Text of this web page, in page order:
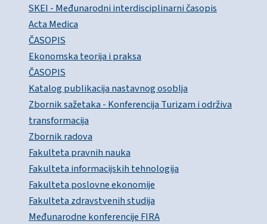
SKEI - Međunarodni interdisciplinarni časopis
Acta Medica
ČASOPIS
Ekonomska teorija i praksa
ČASOPIS
Katalog publikacija nastavnog osoblja
Zbornik sažetaka - Konferencija Turizam i održiva
transformacija
Zbornik radova
Fakulteta pravnih nauka
Fakulteta informacijskih tehnologija
Fakulteta poslovne ekonomije
Fakulteta zdravstvenih studija
Međunarodne konferencije FIRA